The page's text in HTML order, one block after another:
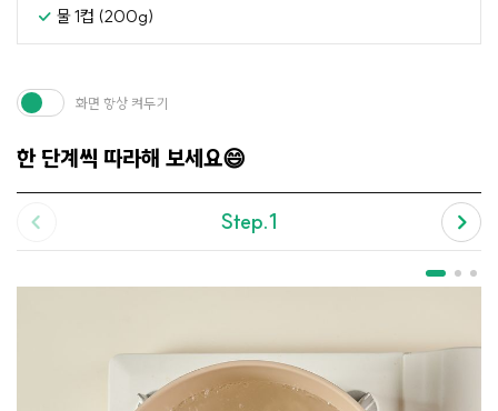
물 1컵 (200g)
한 단계씩 따라해 보세요😄
화면 항상 켜두기
Step.1